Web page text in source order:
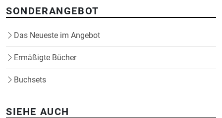
SONDERANGEBOT
Das Neueste im Angebot
Ermäßigte Bücher
Buchsets
SIEHE AUCH